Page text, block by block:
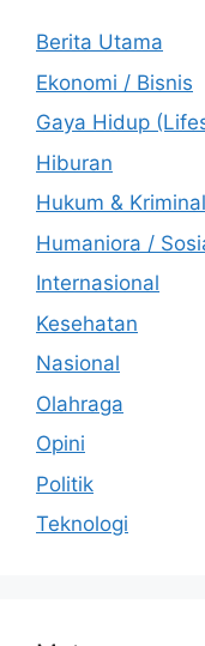
Berita Utama
Ekonomi / Bisnis
Gaya Hidup
Hiburan
Hukum & Kriminal
Humaniora /
Internasional
Kesehatan
Nasional
Olahraga
Opini
Politik
Teknologi